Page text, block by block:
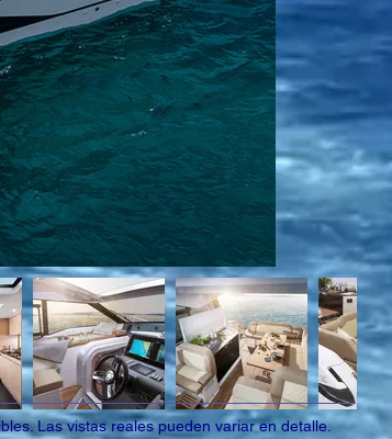
Las vistas reales pueden variar en detalle.